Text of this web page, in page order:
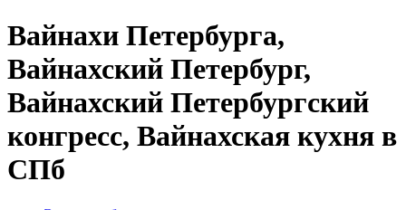
Вайнахи Петербурга,
Вайнахский Петербург,
Вайнахский Петербургский
конгресс, Вайнахская кухня в
СПб